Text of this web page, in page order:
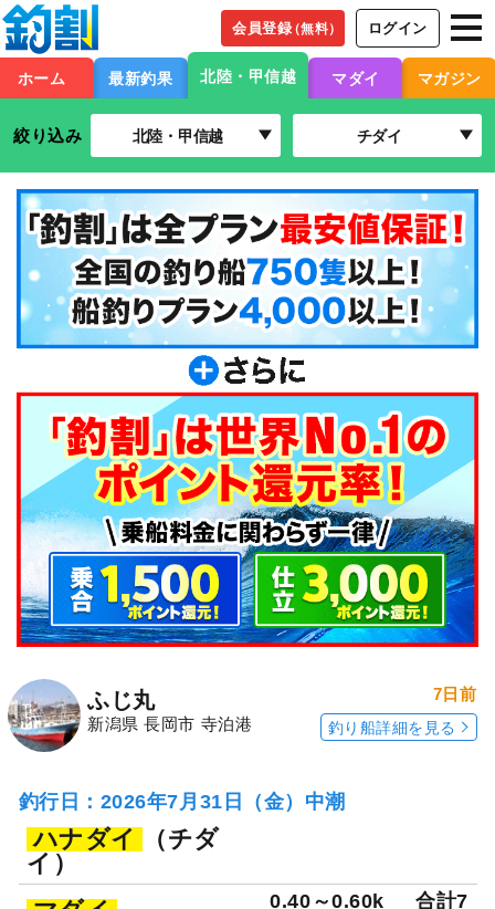
会員登録（無料） ログイン
ホーム 最新釣果 北陸・甲信越 マダイ マガジン
絞り込み 北陸・甲信越 チダイ
ふじ丸
新潟県 長岡市 寺泊港
7日前
釣り船詳細を見る
釣行日：2026年7月31日（金）中潮
ハナダイ
（チダ
イ）
0.40～0.60k
合計7